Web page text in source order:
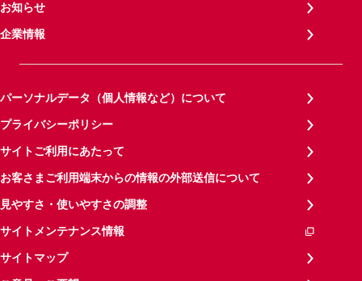
お知らせ
企業情報
パーソナルデータ（個人情報など）について
プライバシーポリシー
サイトご利用にあたって
お客さまご利用端末からの情報の外部送信について
見やすさ・使いやすさの調整
サイトメンテナンス情報
サイトマップ